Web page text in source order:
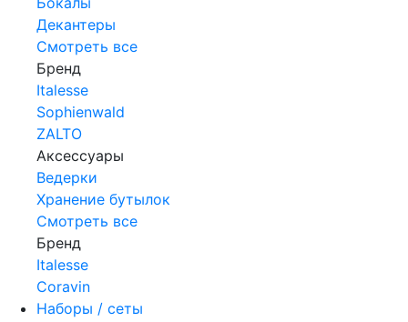
Декантеры
Смотреть все
Бренд
Italesse
Sophienwald
ZALTO
Аксессуары
Ведерки
Хранение бутылок
Смотреть все
Бренд
Italesse
Coravin
Наборы / сеты